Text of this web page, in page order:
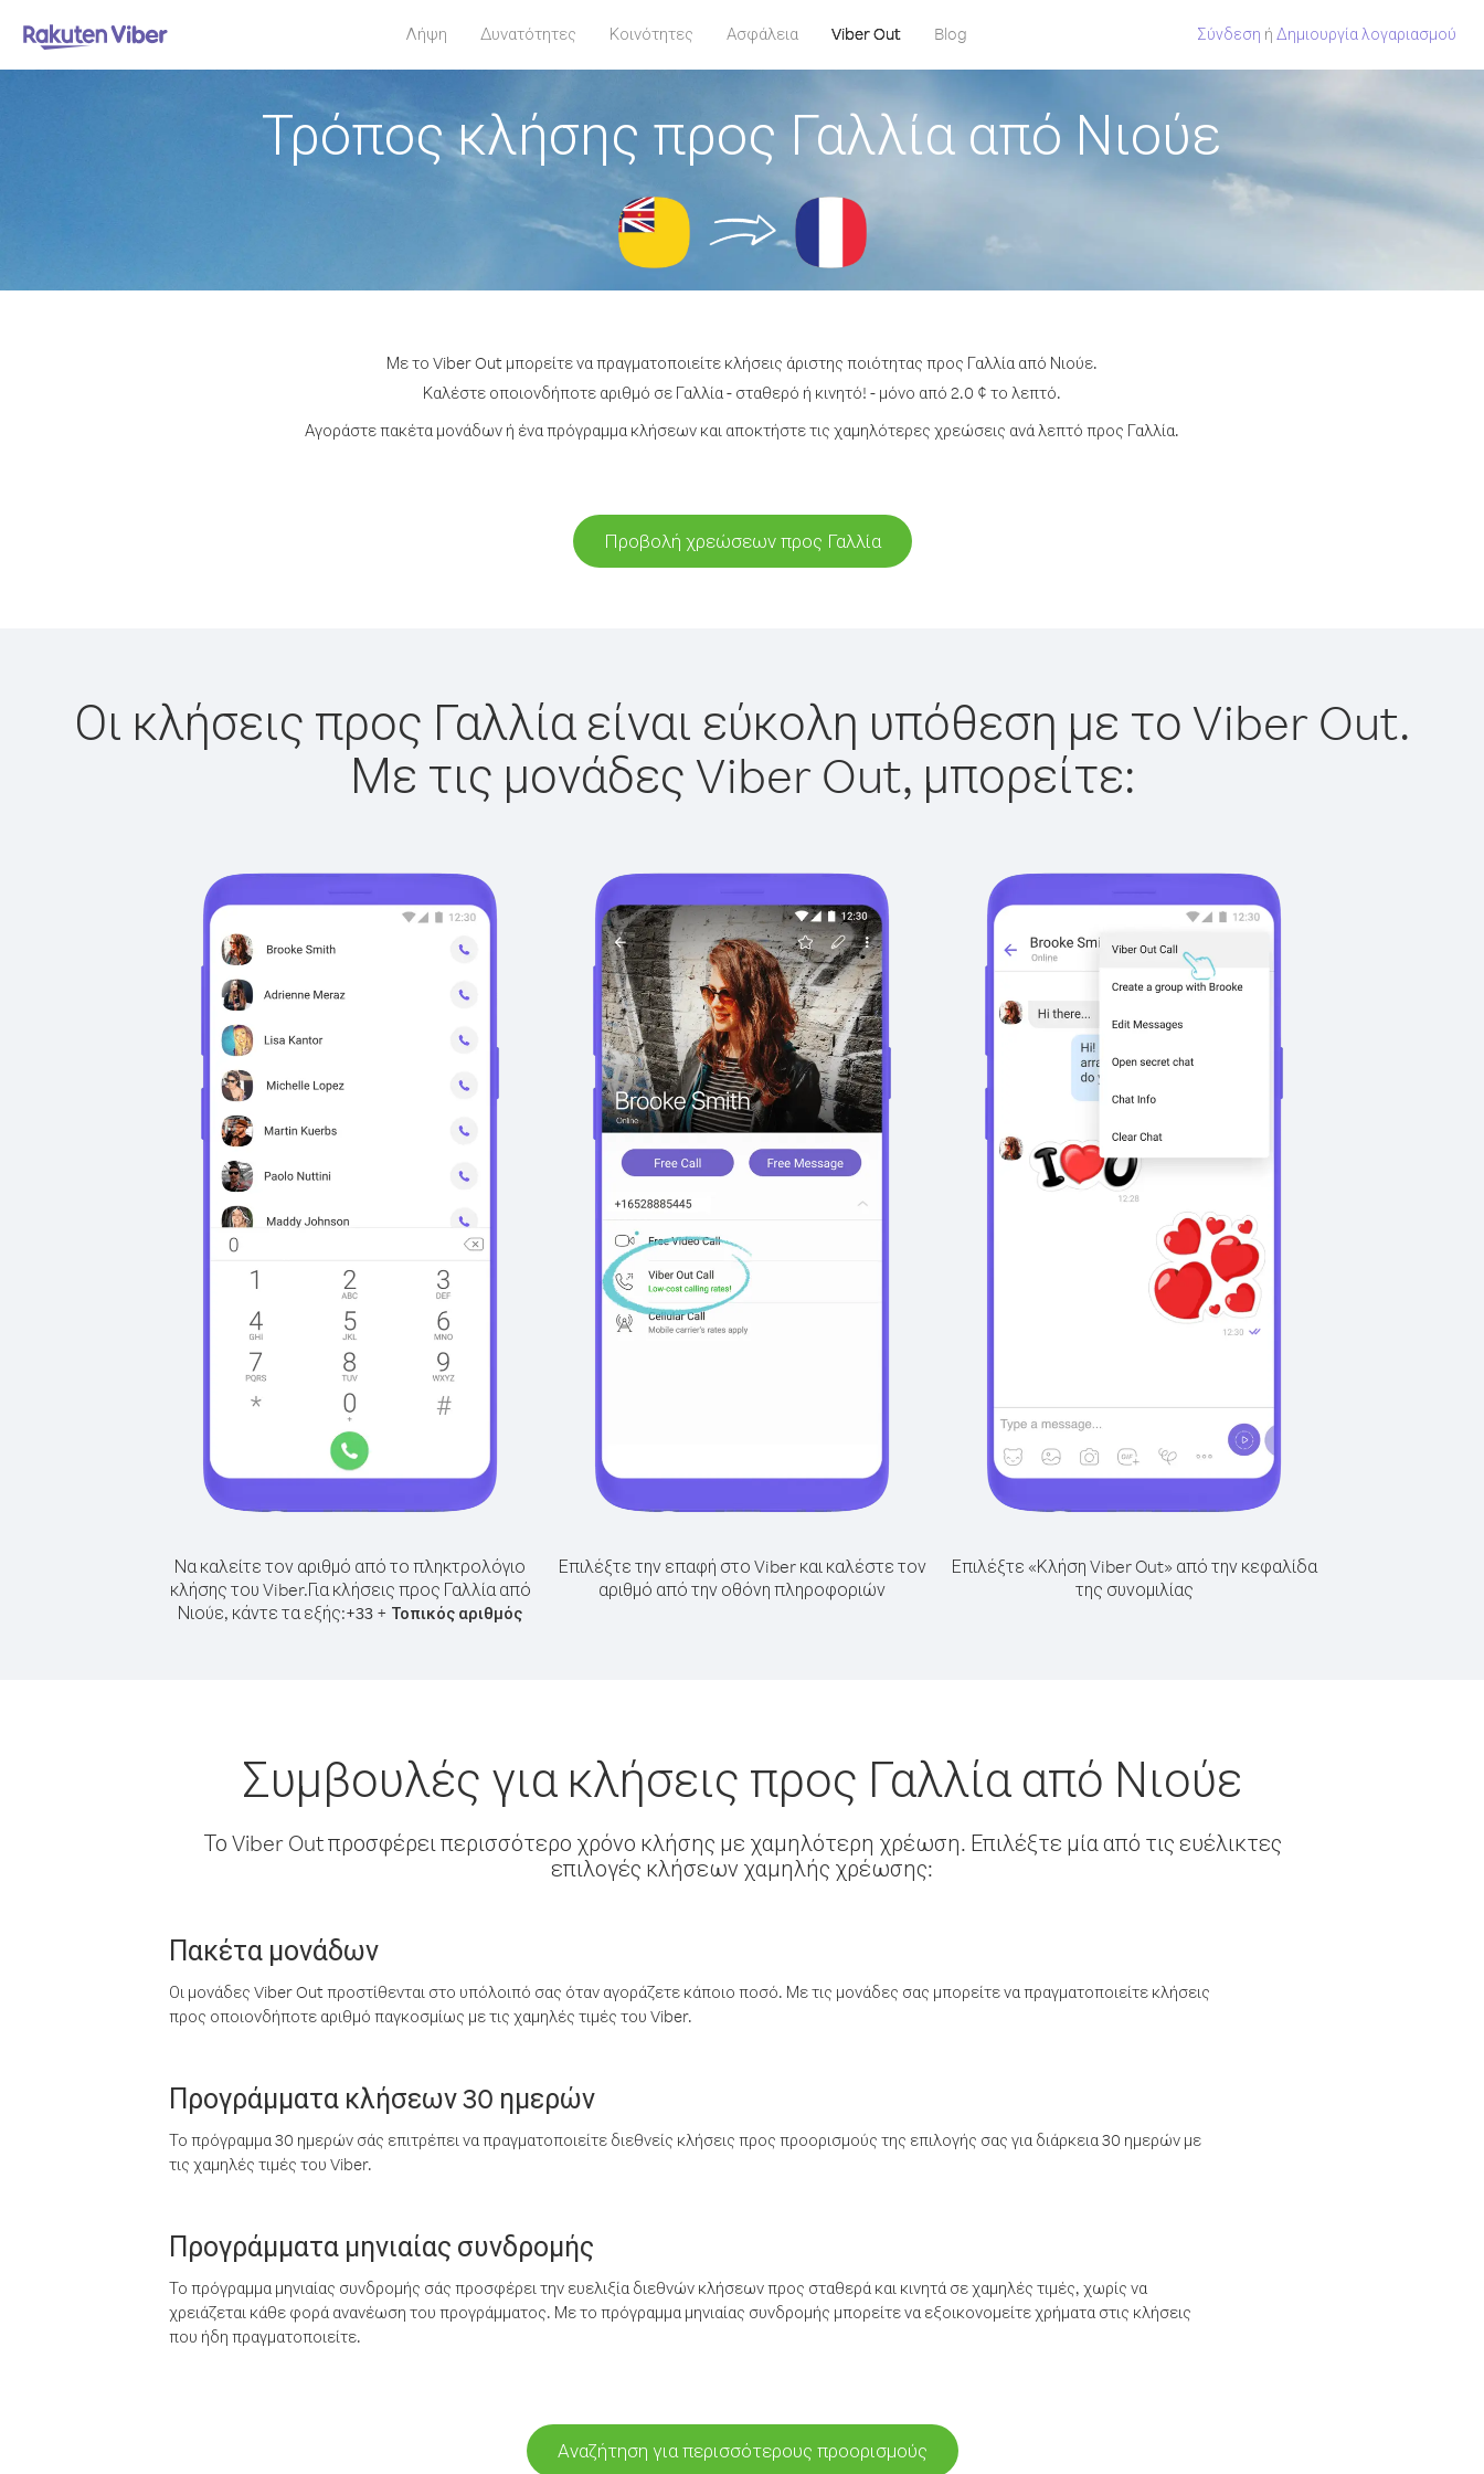
Λήψη Δυνατότητες Κοινότητες Ασφάλεια Viber Out Blog Σύνδεση ή Δημιουργία λογαριασμού
Τρόπος κλήσης προς Γαλλία από Νιούε
Με το Viber Out μπορείτε να πραγματοποιείτε κλήσεις άριστης ποιότητας προς Γαλλία από Νιούε.
Καλέστε οποιονδήποτε αριθμό σε Γαλλία - σταθερό ή κινητό! - μόνο από 2.0 ¢ το λεπτό.
Αγοράστε πακέτα μονάδων ή ένα πρόγραμμα κλήσεων και αποκτήστε τις χαμηλότερες χρεώσεις ανά λεπτό προς Γαλλία.
Προβολή χρεώσεων προς Γαλλία
Οι κλήσεις προς Γαλλία είναι εύκολη υπόθεση με το Viber Out.
Με τις μονάδες Viber Out, μπορείτε:
Να καλείτε τον αριθμό από το πληκτρολόγιο
κλήσης του Viber.Για κλήσεις προς Γαλλία από
Νιούε, κάντε τα εξής:+33 + Τοπικός αριθμός
Επιλέξτε την επαφή στο Viber και καλέστε τον
αριθμό από την οθόνη πληροφοριών
Επιλέξτε «Κλήση Viber Out» από την κεφαλίδα
της συνομιλίας
Συμβουλές για κλήσεις προς Γαλλία από Νιούε
Το Viber Out προσφέρει περισσότερο χρόνο κλήσης με χαμηλότερη χρέωση. Επιλέξτε μία από τις ευέλικτες
επιλογές κλήσεων χαμηλής χρέωσης:
Πακέτα μονάδων
Οι μονάδες Viber Out προστίθενται στο υπόλοιπό σας όταν αγοράζετε κάποιο ποσό. Με τις μονάδες σας μπορείτε να πραγματοποιείτε κλήσεις
προς οποιονδήποτε αριθμό παγκοσμίως με τις χαμηλές τιμές του Viber.
Προγράμματα κλήσεων 30 ημερών
Το πρόγραμμα 30 ημερών σάς επιτρέπει να πραγματοποιείτε διεθνείς κλήσεις προς προορισμούς της επιλογής σας για διάρκεια 30 ημερών με
τις χαμηλές τιμές του Viber.
Προγράμματα μηνιαίας συνδρομής
Το πρόγραμμα μηνιαίας συνδρομής σάς προσφέρει την ευελιξία διεθνών κλήσεων προς σταθερά και κινητά σε χαμηλές τιμές, χωρίς να
χρειάζεται κάθε φορά ανανέωση του προγράμματος. Με το πρόγραμμα μηνιαίας συνδρομής μπορείτε να εξοικονομείτε χρήματα στις κλήσεις
που ήδη πραγματοποιείτε.
Αναζήτηση για περισσότερους προορισμούς